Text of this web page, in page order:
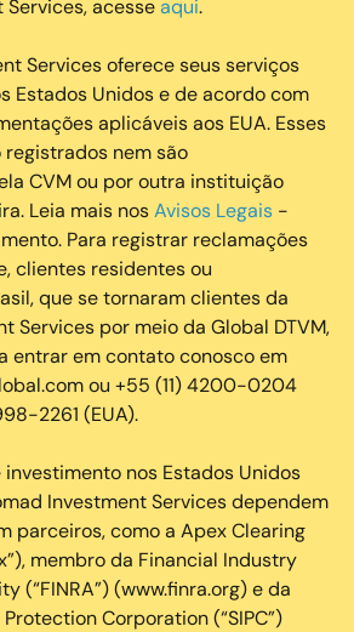
acesseaqui.
Services oferece seus serviços
Estados Unidos e de acordo com
aplicáveis aos EUA. Esses
nem são
CVM ou por outra instituição
Leia mais nosAvisos Legais -
Para registrar reclamações
clientes residentes ou
que se tornaram clientes da
Services por meio da Global DTVM,
entrar em contato conosco em
ou +55 (11) 4200-0204
2261 (EUA).
nos Estados Unidos
Investment Services dependem
parceiros, como a Apex Clearing
membro da Financial Industry
(“FINRA”) (www.finra.org) e da
Corporation (“SIPC”)